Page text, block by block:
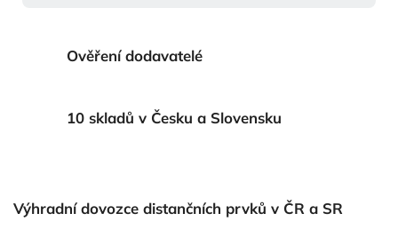
Ověření dodavatelé
10 skladů v Česku a Slovensku
Výhradní dovozce distančních prvků v ČR a SR